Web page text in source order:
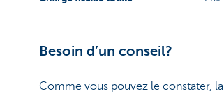
Besoin d’un conseil?
Comme vous pouvez le constater,